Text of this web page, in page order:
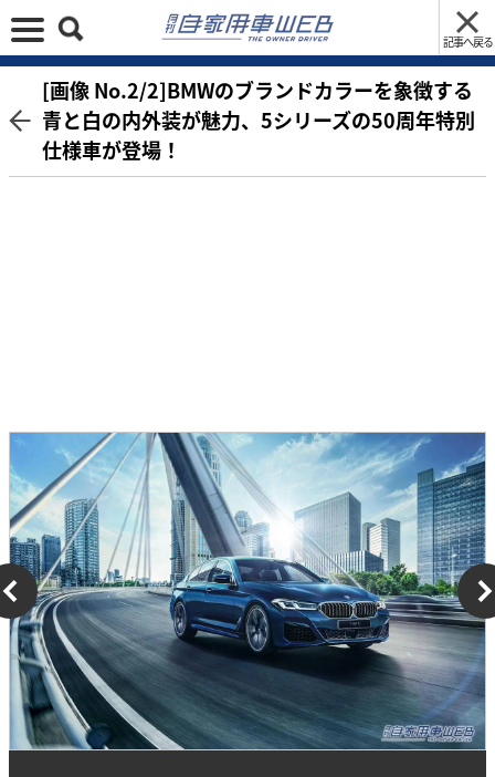
記事へ戻る
[画像 No.2/2]BMWのブランドカラーを象徴する
青と白の内外装が魅力、5シリーズの50周年特別
仕様車が登場！